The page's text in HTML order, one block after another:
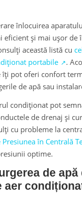
înlocuirea
eficient și mai ușor de
această listă cu
portabile
.
îți pot oferi confort
de apă sau
condiționat pot
de drenaj și
cu probleme la
Presiunea în Centrală
optime.
de apă
aer